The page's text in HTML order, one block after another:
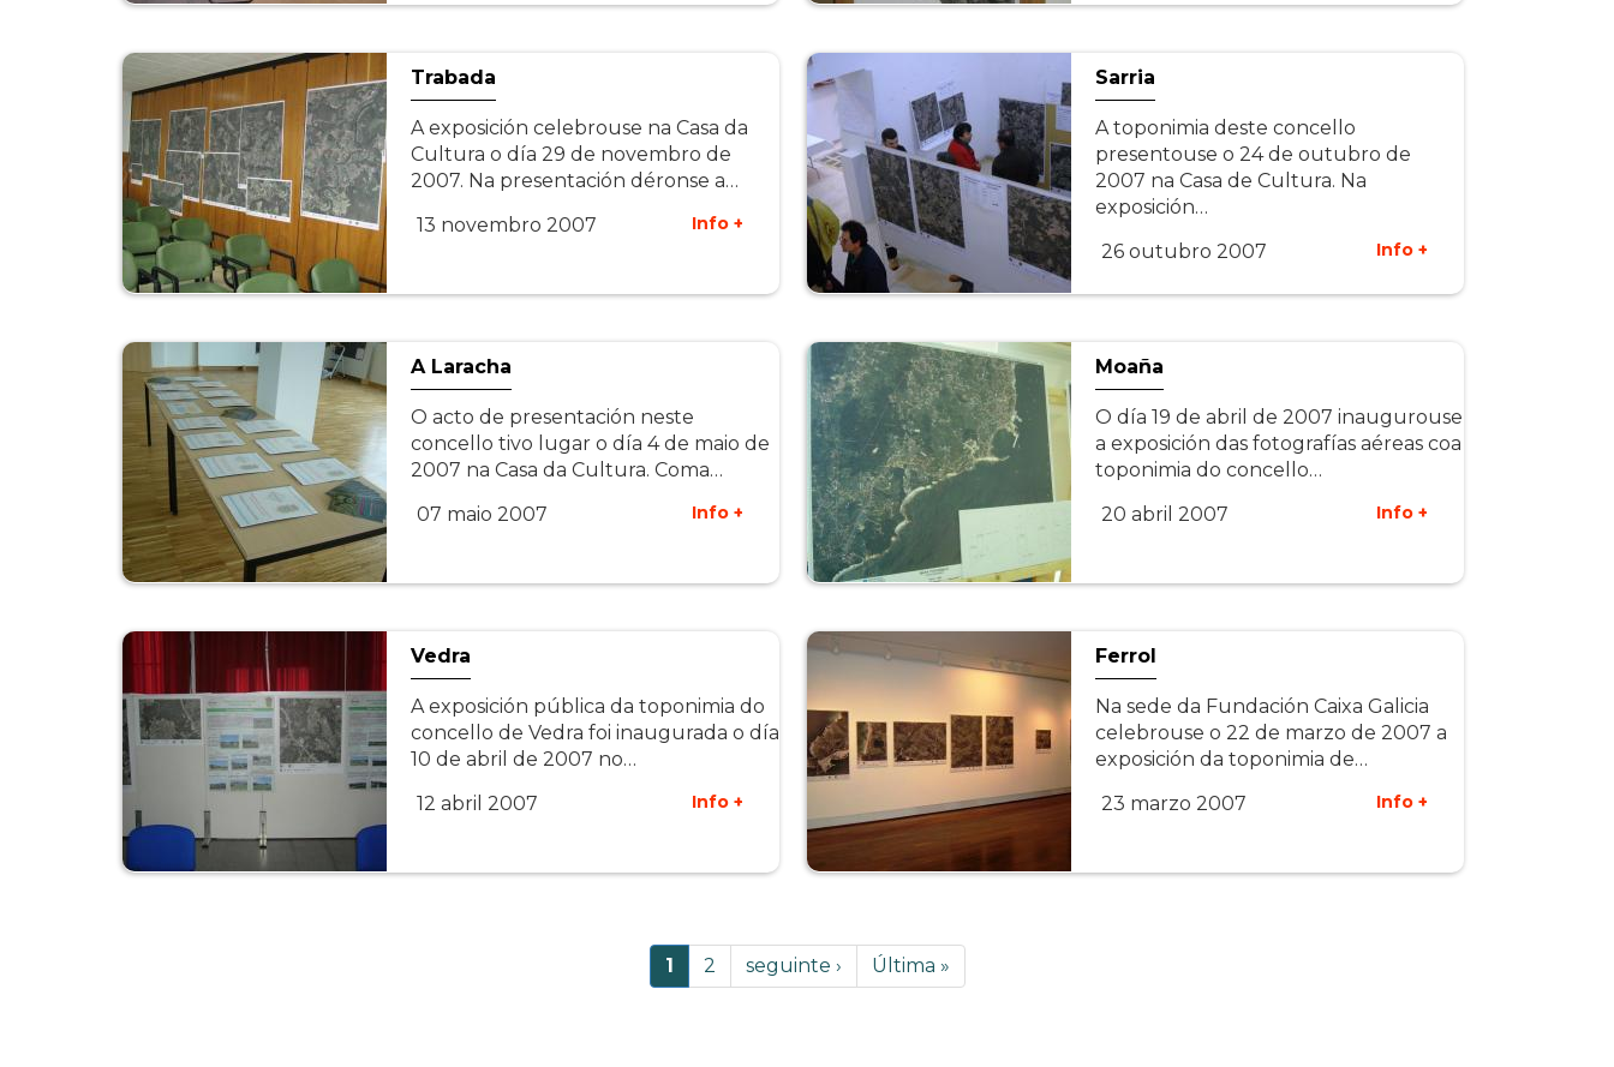
Trabada
A exposición celebrouse na Casa da
Cultura o día 29 de novembro de
2007. Na presentación déronse a…
13 novembro 2007
Info +
Sarria
A toponimia deste concello
presentouse o 24 de outubro de
2007 na Casa de Cultura. Na
exposición…
26 outubro 2007
Info +
A Laracha
O acto de presentación neste
concello tivo lugar o día 4 de maio de
2007 na Casa da Cultura. Coma…
07 maio 2007
Info +
Moaña
O día 19 de abril de 2007 inaugurouse
a exposición das fotografías aéreas coa
toponimia do concello…
20 abril 2007
Info +
Vedra
A exposición pública da toponimia do
concello de Vedra foi inaugurada o día
10 de abril de 2007 no…
12 abril 2007
Info +
Ferrol
Na sede da Fundación Caixa Galicia
celebrouse o 22 de marzo de 2007 a
exposición da toponimia de…
23 marzo 2007
Info +
Páxina
actual
1 Page
2
Páxina
Seguinte
seguinte ›
Last
page
Última »